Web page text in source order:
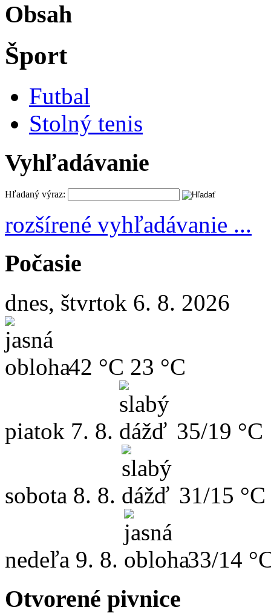
Obsah
Šport
Futbal
Stolný tenis
Vyhľadávanie
Hľadaný výraz:
rozšírené vyhľadávanie ...
Počasie
dnes, štvrtok 6. 8. 2026
42 °C 23 °C
piatok 7. 8. 35/19 °C
sobota 8. 8. 31/15 °C
nedeľa 9. 8. 33/14
Otvorené pivnice